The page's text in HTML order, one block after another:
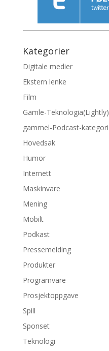
Kategorier
Digitale medier
Ekstern lenke
Film
Gamle-Teknologia(Lightly)
gammel-Podcast-kategori
Hovedsak
Humor
Internett
Maskinvare
Mening
Mobilt
Podkast
Pressemelding
Produkter
Programvare
Prosjektoppgave
Spill
Sponset
Teknologi